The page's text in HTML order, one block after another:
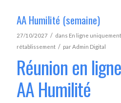
AA Humilité (semaine)
27/10/2027 / dans En ligne uniquement
rétablissement / parAdmin Digital
Réunion en
AA Humilité